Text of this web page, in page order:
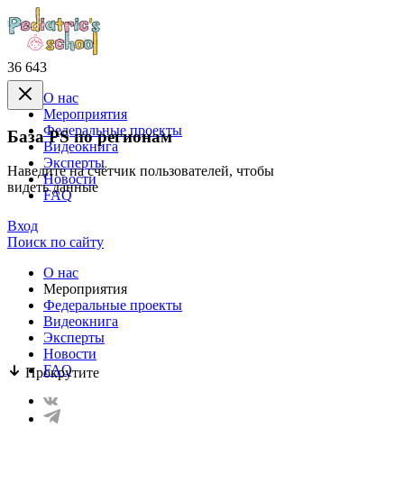
36 643
База PS по регионам
Наведите на счётчик пользователей, чтобы
видеть данные
Прокрутите
О нас
Mероприятия
Федеральные проекты
Видеокнига
Эксперты
Новости
FAQ
Вход
Поиск по сайту
О нас
Mероприятия
Федеральные проекты
Видеокнига
Эксперты
Новости
FAQ